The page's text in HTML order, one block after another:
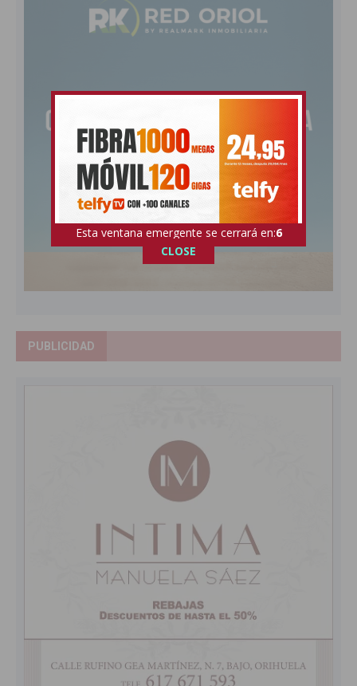
PUBLICIDAD
Esta ventana emergente se cerrará en:5
CLOSE